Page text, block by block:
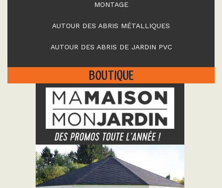
MONTAGE
AUTOUR DES ABRIS MÉTALLIQUES
AUTOUR DES ABRIS DE JARDIN PVC
BOUTIQUE